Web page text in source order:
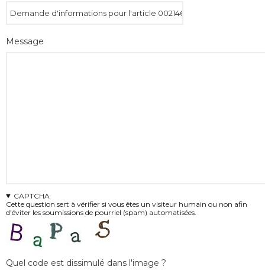
Message
CAPTCHA
Cette question sert à vérifier si vous êtes un visiteur humain ou non afin
d'éviter les soumissions de pourriel (spam) automatisées.
Quel code est dissimulé dans l'image ?